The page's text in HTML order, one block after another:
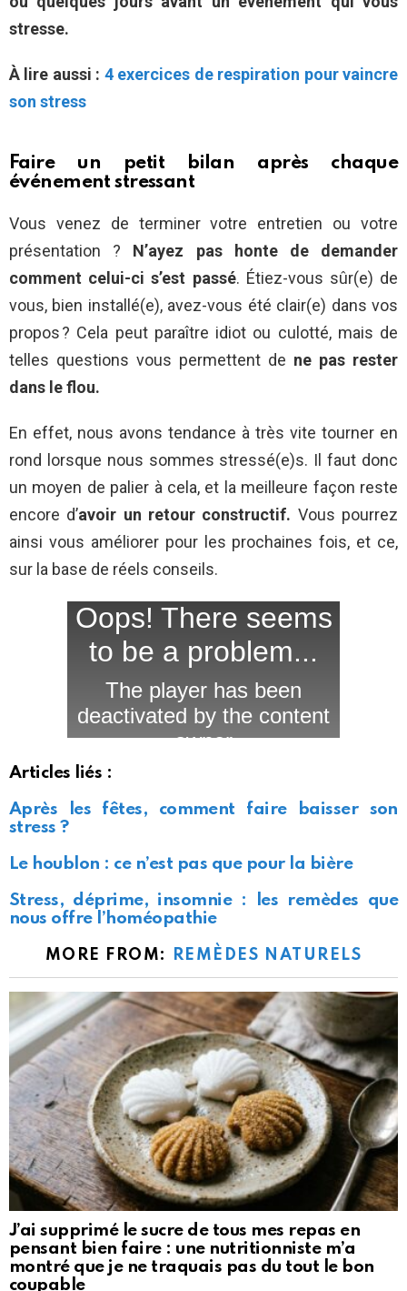
stresse.
À lire aussi : 4 exercices de respiration pour vaincre
son stress
Faire un petit bilan après chaque
événement stressant
Vous venez de terminer votre entretien ou votre
présentation ? N’ayez pas honte de demander
comment celui-ci s’est passé. Étiez-vous sûr(e) de
vous, bien installé(e), avez-vous été clair(e) dans vos
propos ? Cela peut paraître idiot ou culotté, mais de
telles questions vous permettent de ne pas rester
dans le flou.
En effet, nous avons tendance à très vite tourner en
rond lorsque nous sommes stressé(e)s. Il faut donc
un moyen de palier à cela, et la meilleure façon reste
encore d’avoir un retour constructif. Vous pourrez
ainsi vous améliorer pour les prochaines fois, et ce,
sur la base de réels conseils.
Articles liés :
Après les fêtes, comment faire baisser son
stress ?
Le houblon : ce n’est pas que pour la bière
Stress, déprime, insomnie : les remèdes que
nous offre l’homéopathie
MORE FROM: REMÈDES NATURELS
J’ai supprimé le sucre de tous mes repas en
pensant bien faire : une nutritionniste m’a
montré que je ne traquais pas du tout le bon
coupable